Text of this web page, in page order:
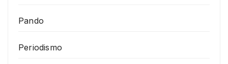
Pando
Periodismo